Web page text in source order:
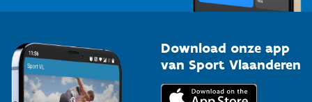
Download onze app
van Sport Vlaanderen